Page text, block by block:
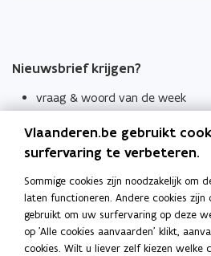
Nieuwsbrief krijgen?
vraag & woord van de week
Schrijf je in
Thema's
Taaladviezen
Spellingregels
Vlaanderen.be gebruikt
surfervaring te verbeteren.
Sommige cookies zijn noodzakelijk om
laten functioneren. Andere cookies zijn
gebruikt om uw surfervaring op deze
op 'Alle cookies aanvaarden' klikt,
cookies. Wilt u liever zelf kiezen welke